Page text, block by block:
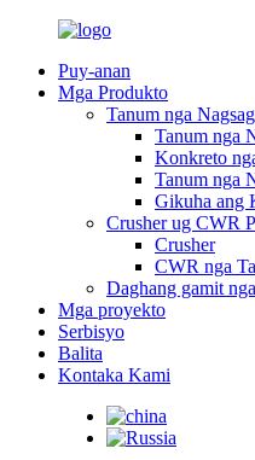
Puy-anan
Mga Produkto
Tanum nga
Tanum nga
Konkreto
Tanum nga
Gikuha ang
Crusher ug CWR
Crusher
CWR nga
Daghang gamit
Mga proyekto
Serbisyo
Balita
Kontaka Kami